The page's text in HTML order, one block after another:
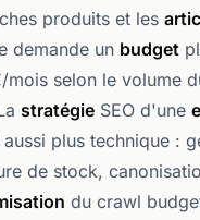
produits et les
demande un budget
selon le volume
stratégie SEO d'une
plus technique :
de stock,
du crawl